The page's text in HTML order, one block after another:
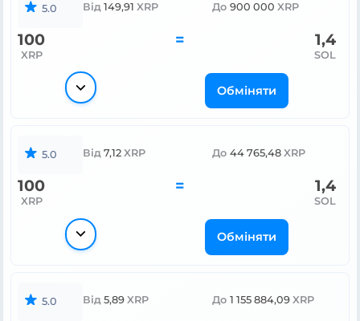
5.0 Від 149,91 XRP До 900 000 XRP
100
XRP
= 1,4
SOL
Обміняти
5.0 Від 7,12 XRP До 44 765,48 XRP
100
XRP
= 1,4
SOL
Обміняти
5.0 Від 5,89 XRP До 1 155 884,09 XRP